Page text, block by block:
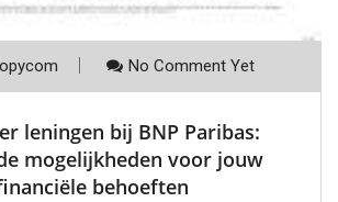
No Comment Yet
leningen bij BNP Paribas:
mogelijkheden voor jouw
behoeften